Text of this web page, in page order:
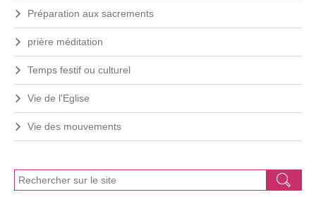
Préparation aux sacrements
prière méditation
Temps festif ou culturel
Vie de l'Eglise
Vie des mouvements
J
e
Ok